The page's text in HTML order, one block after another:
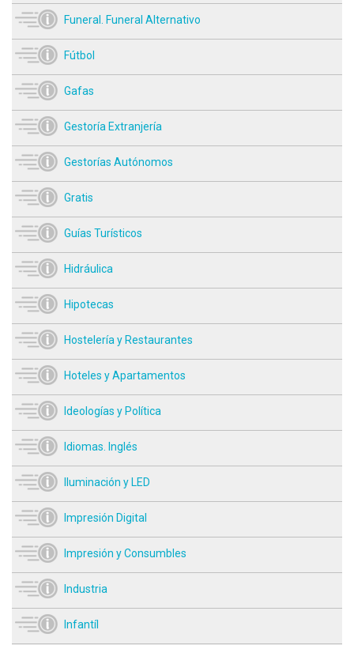
Funeral. Funeral Alternativo
Fútbol
Gafas
Gestoría Extranjería
Gestorías Autónomos
Gratis
Guías Turísticos
Hidráulica
Hipotecas
Hostelería y Restaurantes
Hoteles y Apartamentos
Ideologías y Política
Idiomas. Inglés
Iluminación y LED
Impresión Digital
Impresión y Consumbles
Industria
Infantíl